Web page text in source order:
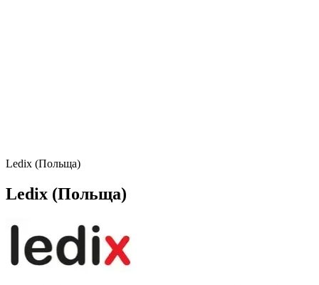
Ledix (Польща)
Ledix (Польща)